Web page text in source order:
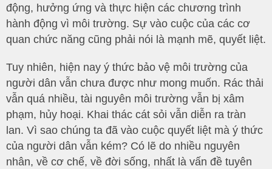
động, hưởng ứng và thực hiện các chương trình
hành động vì môi trường. Sự vào cuộc của các cơ
quan chức năng cũng phải nói là mạnh mẽ, quyết liệt.
Tuy nhiên, hiện nay ý thức bảo vệ môi trường của
người dân vẫn chưa được như mong muốn. Rác thải
vẫn quá nhiều, tài nguyên môi trường vẫn bị xâm
phạm, hủy hoại. Khai thác cát sỏi vẫn diễn ra tràn
lan. Vì sao chúng ta đã vào cuộc quyết liệt mà ý thức
của người dân vẫn kém? Có lẽ do nhiều nguyên
nhân, về cơ chế, về đời sống, nhất là vấn đề tuyên